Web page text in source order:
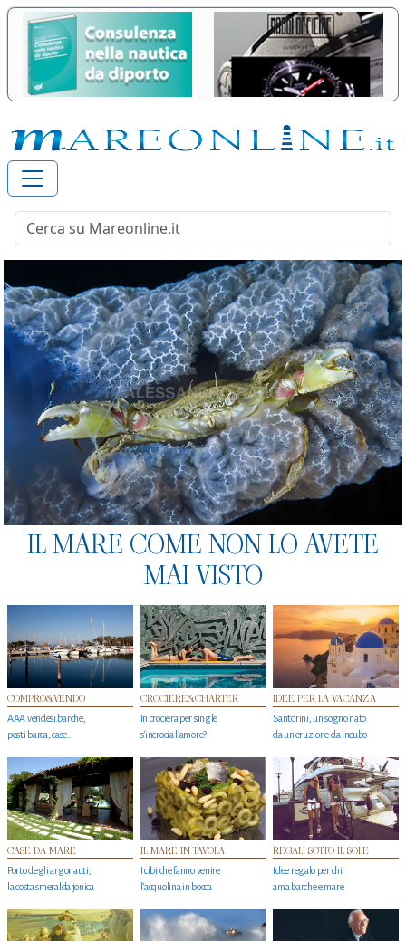
IL MARE COME NON LO AVETE
MAI VISTO
COMPRO&VENDO
AAA vendesi barche,
posti barca, case…
CROCIERE&CHARTER
In crociera per single
s'incrocia l’amore?
IDEE PER LA VACANZA
Santorini, un sogno nato
da un’eruzione da incubo
CASE DA MARE
Porto degli argonauti,
la costa smeralda jonica
IL MARE IN TAVOLA
I cibi che fanno venire
l’acquolina in bocca
REGALI SOTTO IL SOLE
Idee regalo per chi
ama barche e mare